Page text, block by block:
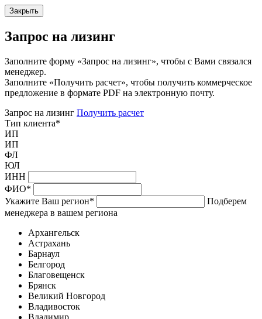
Закрыть
Запрос на лизинг
Заполните форму «Запрос на лизинг», чтобы с Вами связался
менеджер.
Заполните «Получить расчет», чтобы получить коммерческое
предложение в формате PDF на электронную почту.
Запрос на лизинг Получить расчет
Тип клиента*
ИП
ИП
ФЛ
ЮЛ
ИНН
ФИО*
Укажите Ваш регион*
Подберем
менеджера в вашем региона
Архангельск
Астрахань
Барнаул
Белгород
Благовещенск
Брянск
Великий Новгород
Владивосток
Владимир